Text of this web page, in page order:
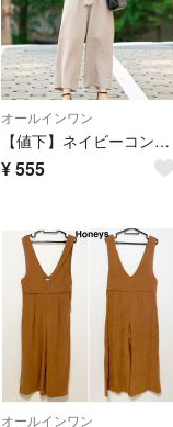
オールインワン
【値下】ネイビーコンビネゾン
¥555
オールインワン